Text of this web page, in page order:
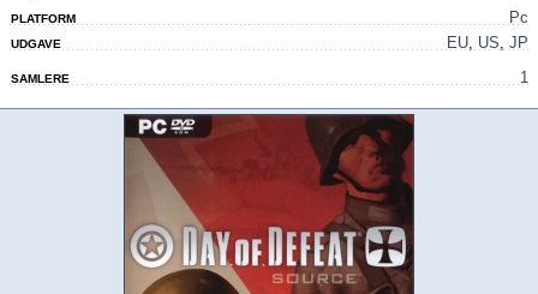
PLATFORM Pc
UDGAVE EU, US, JP
SAMLERE 1